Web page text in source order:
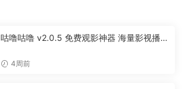
咕噜咕噜 v2.0.5 免费观影神器 海量影视播放
4周前